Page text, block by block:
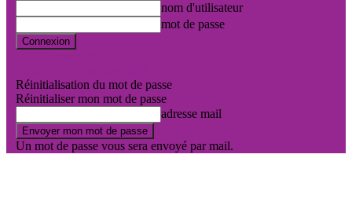
nom d'utilisateur
mot de passe
Réinitialisation du mot de passe
Réinitialiser mon mot de passe
adresse mail
Un mot de passe vous sera envoyé par mail.